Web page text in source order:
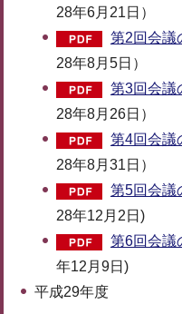
28年6月21日）
第2回会議
28年8月5日）
第3回会議
28年8月26日）
第4回会議
28年8月31日）
第5回会議
28年12月2日)
第6回会議
年12月9日)
平成29年度